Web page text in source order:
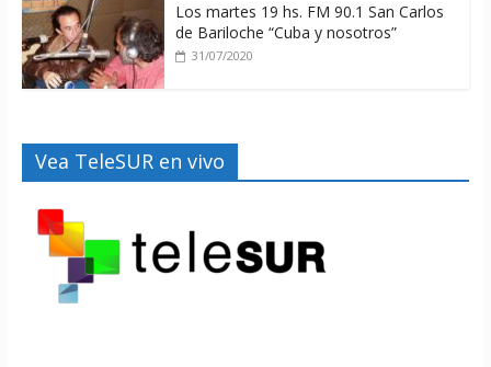
Los martes 19 hs. FM 90.1 San Carlos
de Bariloche “Cuba y nosotros”
31/07/2020
Vea TeleSUR en vivo